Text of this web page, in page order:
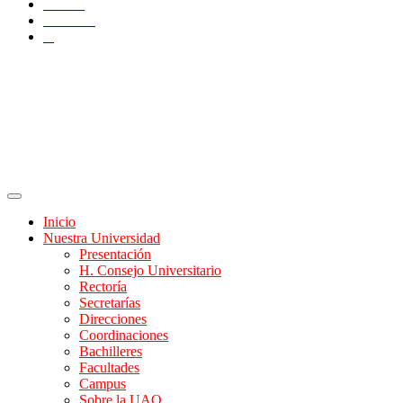
Inicio
Nuestra Universidad
Presentación
H. Consejo Universitario
Rectoría
Secretarías
Direcciones
Coordinaciones
Bachilleres
Facultades
Campus
Sobre la UAQ